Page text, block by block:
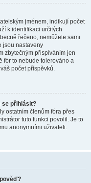
jménem, indikují počet
k identifikaci určitých
řečeno, nemůžete sami
jsou nastaveny
zbytečným přispíváním jen
fór to nebude tolerováno a
počet příspěvků.
se přihlásit?
ostatním členům fóra přes
tuto funkci povolil. Je to
anonymními uživateli.